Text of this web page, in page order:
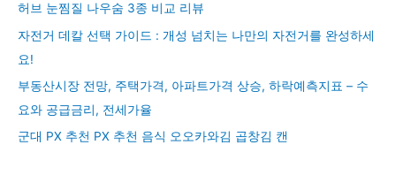
허브 눈찜질 나우숨 3종 비교 리뷰
자전거 데칼 선택 가이드 : 개성 넘치는 나만의 자전거를 완성하세
요!
부동산시장 전망, 주택가격, 아파트가격 상승, 하락예측지표 – 수
요와 공급금리, 전세가율
군대 PX 추천 PX 추천 음식 오오카와김 곱창김 캔